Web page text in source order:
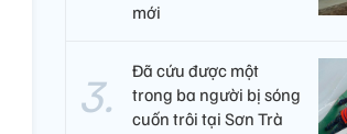
mới
Đã cứu được một
trong ba người bị sóng
cuốn trôi tại Sơn Trà